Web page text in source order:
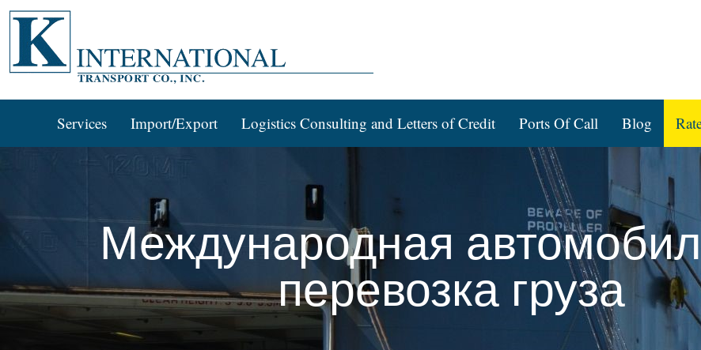
Services Import/Export Logistics Consulting and Letters of Credit Ports Of Call Blog
Международная
перевозка груза